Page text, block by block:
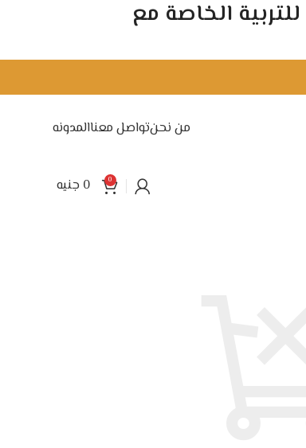
من نحنتواصل معناالمدونه
0
0 جنيه
للتربية الخاصة مع